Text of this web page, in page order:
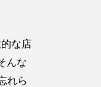
な店
んな
れら